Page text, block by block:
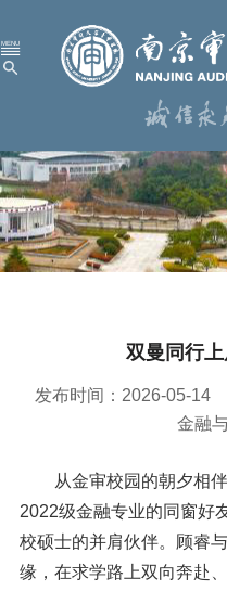
学校概况
机构设置
人才培养
党建工作
意见快递站
双曼同行
发布时间：2026-05-14
金融
从金审校园的朝夕相
2022级金融专业的同窗好
校硕士的并肩伙伴。顾睿
缘，在求学路上双向奔赴